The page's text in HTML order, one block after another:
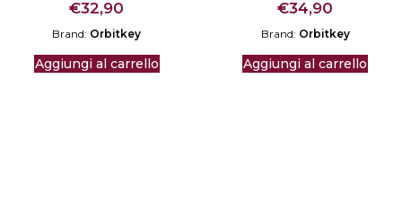
€32,90
Brand: Orbitkey
Aggiungi al carrello
€34,90
Brand: Orbitkey
Aggiungi al carrello